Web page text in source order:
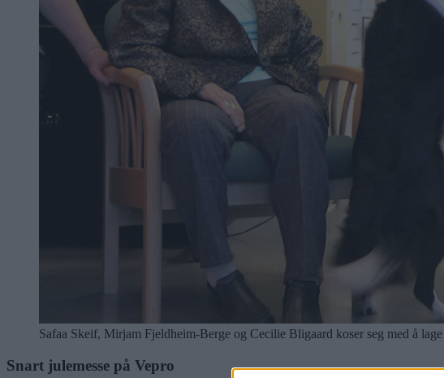
Safaa Skeif, Mirjam Fjeldheim-Berge og Cecilie Bligaard koser seg med å
Snart julemesse på Vepro